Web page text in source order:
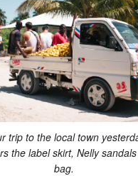
trip to the local town
the label skirt, Nelly
bag.